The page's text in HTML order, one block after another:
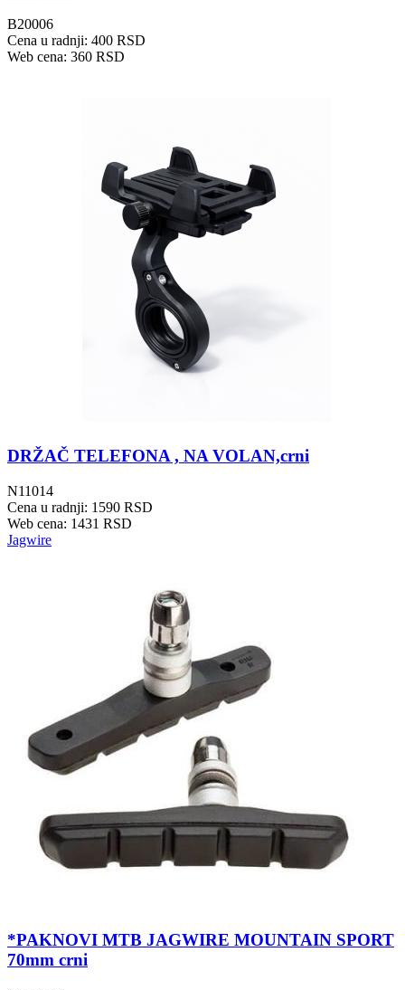
B20006
Cena u radnji: 400 RSD
Web cena: 360 RSD
DRŽAČ TELEFONA , NA VOLAN,crni
N11014
Cena u radnji: 1590 RSD
Web cena: 1431 RSD
Jagwire
*PAKNOVI MTB JAGWIRE MOUNTAIN SPORT
70mm crni